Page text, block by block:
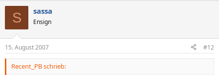
S sassa
Ensign
15. August 2007 #12
Recent_PB schrieb: